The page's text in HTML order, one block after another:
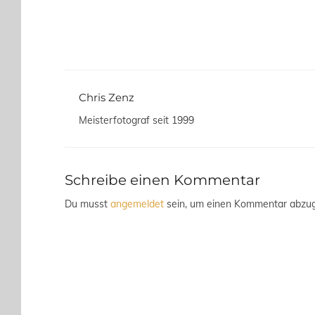
Chris Zenz
Meisterfotograf seit 1999
Schreibe einen Kommentar
Du musst angemeldet sein, um einen Kommentar